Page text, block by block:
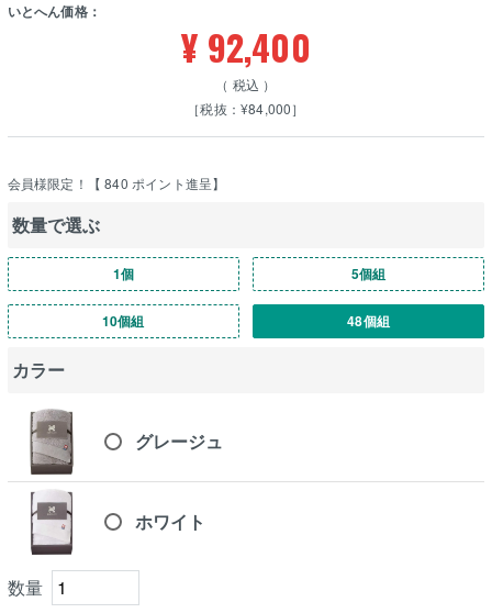
いとへん価格：
¥ 92,400
税込
［税抜：¥84,000］
会員様限定！【 840 ポイント進呈】
数量で選ぶ
1個 5個組
10個組 48個組
カラー
グレージュ
ホワイト